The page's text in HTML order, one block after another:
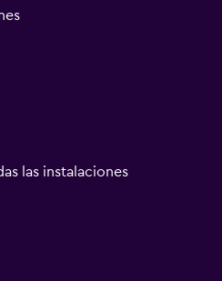
las instalaciones